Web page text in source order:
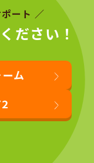
ート ／
ださい！
ム